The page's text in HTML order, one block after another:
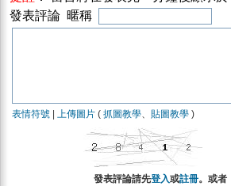
發表評論 暱稱
表情符號 上傳圖片 ( 抓圖教學、 貼圖教學 )
發表評論請先登入或註冊。或者